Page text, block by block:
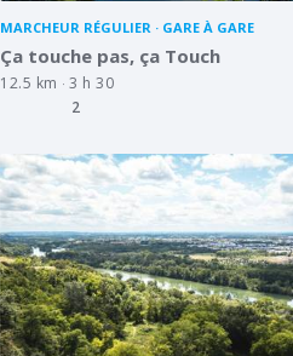
MARCHEUR RÉGULIER GARE À GARE
Ça touche pas, ça Touch
12.5 km
3 h 30
2